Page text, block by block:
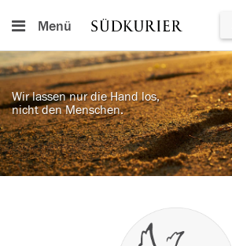
Menü
Wir lassen nur die Hand los,
nicht den Menschen.